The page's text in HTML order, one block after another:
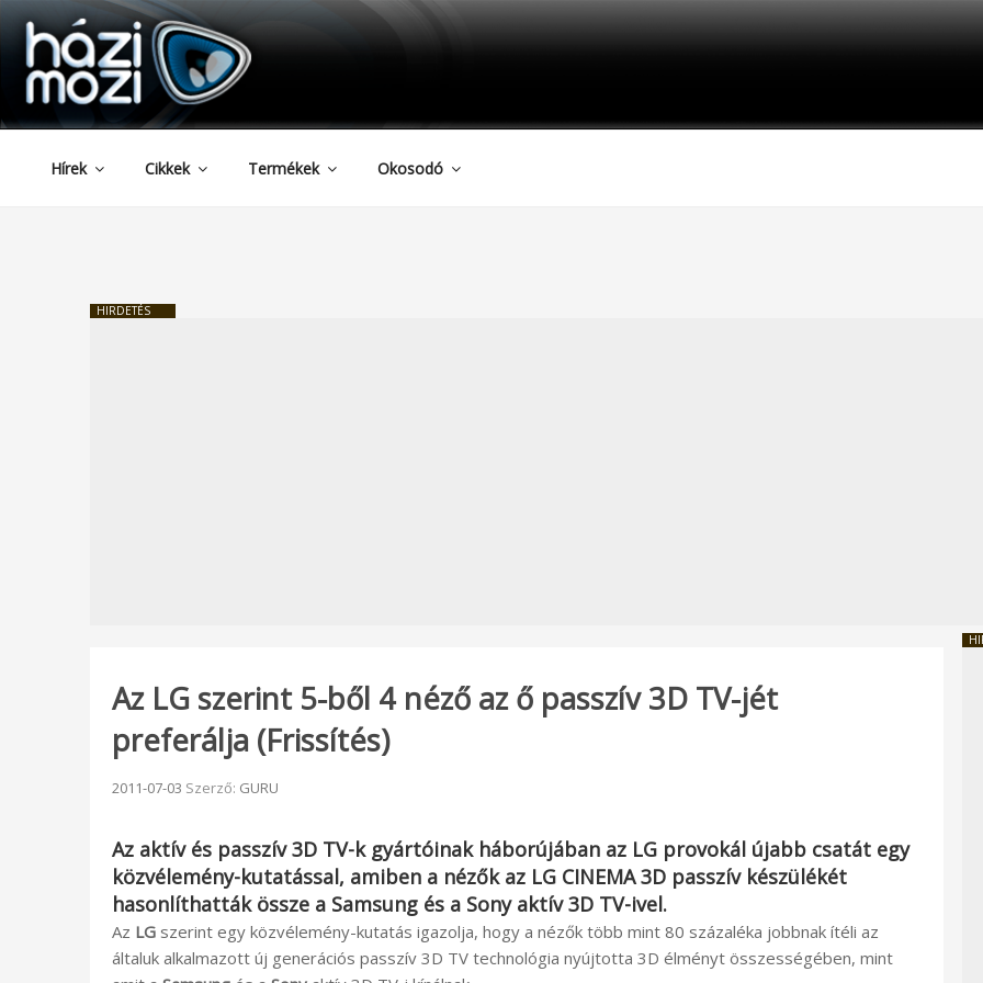
Tartalomhoz
HAZIMOZI
Hírek Cikkek Termékek Okosodó
HIRDETÉS
Az LG szerint 5-ből 4 néző az ő passzív 3D TV-jét
preferálja (Frissítés)
Beküldve:
2011-07-03 Szerző: GURU
Az aktív és passzív 3D TV-k gyártóinak háborújában az LG provokál újabb csatát egy
közvélemény-kutatással, amiben a nézők az LG CINEMA 3D passzív készülékét
hasonlíthatták össze a Samsung és a Sonyaktív 3D TV-ivel.
Az LG szerint egy közvélemény-kutatás igazolja, hogy a nézők több mint 80 százaléka jobbnak ítéli az
általuk alkalmazott új generációs passzív 3D TV technológia nyújtotta 3D élményt összességében, mint